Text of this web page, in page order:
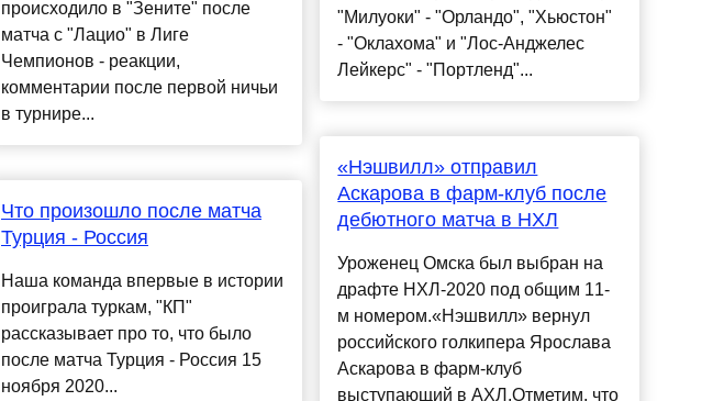
происходило в "Зените" после
матча с "Лацио" в Лиге
Чемпионов - реакции,
комментарии после первой ничьи
в турнире...
Что произошло после матча
Турция - Россия
Наша команда впервые в истории
проиграла туркам, "КП"
рассказывает про то, что было
после матча Турция - Россия 15
ноября 2020...
"Милуоки" - "Орландо", "Хьюстон"
- "Оклахома" и "Лос-Анджелес
Лейкерс" - "Портленд"...
«Нэшвилл» отправил
Аскарова в фарм-клуб после
дебютного матча в НХЛ
Уроженец Омска был выбран на
драфте НХЛ-2020 под общим 11-
м номером.«Нэшвилл» вернул
российского голкипера Ярослава
Аскарова в фарм-клуб
выступающий в АХЛ.Отметим, что